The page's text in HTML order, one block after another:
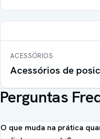
ACESSÓRIOS
Acessórios de
Perguntas
O que muda na prática